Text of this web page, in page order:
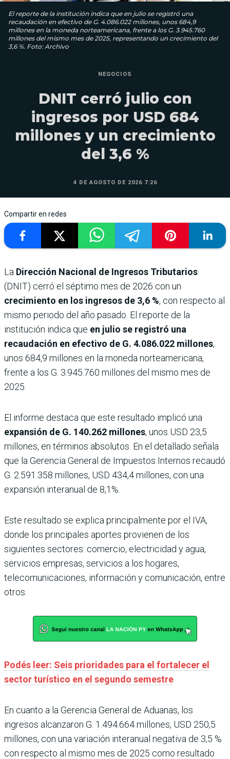
El reporte de la institución indica que en julio se registró una
recaudación en efectivo de G. 4.086.022 millones, unos 684,9
millones en la moneda norteamericana, frente a los G. 3.945.760
millones del mismo mes de 2025, representando un crecimiento del
3,6 %. Foto: Archivo
NEGOCIOS
DNIT cerró julio con
ingresos por USD 684
millones y un crecimiento
del 3,6 %
4 DE AGOSTO DE 2026 7:26
Compartir en redes
La Dirección Nacional de Ingresos Tributarios
(DNIT) cerró el séptimo mes de 2026 con un
crecimiento en los ingresos de 3,6 %, con respecto al
mismo periodo del año pasado. El reporte de la
institución indica que en julio se registró una
recaudación en efectivo de G. 4.086.022 millones,
unos 684,9 millones en la moneda norteamericana,
frente a los G. 3.945.760 millones del mismo mes de
2025.
El informe destaca que este resultado implicó una
expansión de G. 140.262 millones, unos USD 23,5
millones, en términos absolutos. En el detallado señala
que la Gerencia General de Impuestos Internos recaudó
G. 2.591.358 millones, USD 434,4 millones, con una
expansión interanual de 8,1%.
Este resultado se explica principalmente por el IVA,
donde los principales aportes provienen de los
siguientes sectores: comercio, electricidad y agua,
servicios empresas, servicios a los hogares,
telecomunicaciones, información y comunicación, entre
otros.
Podés leer: Seis prioridades para el fortalecer el
sector turístico en el segundo semestre
En cuanto a la Gerencia General de Aduanas, los
ingresos alcanzaron G. 1.494.664 millones, USD 250,5
millones, con una variación interanual negativa de 3,5 %
con respecto al mismo mes de 2025 como resultado